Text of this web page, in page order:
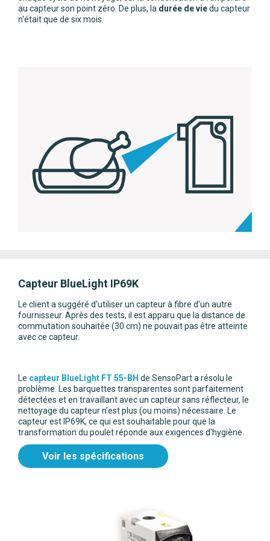
au capteur son point zéro. De plus, la durée de viedu capteur
n'était que de six mois.
Capteur BlueLight IP69K
Le client a suggéré d'utiliser un capteur à fibre d'un autre
fournisseur. Après des tests, il est apparu que la distance de
commutation souhaitée (30 cm) ne pouvait pas être atteinte
avec ce capteur.
Le capteur BlueLight FT 55-BH de SensoPart a résolu le
problème. Les barquettes transparentes sont parfaitement
détectées et en travaillant avec un capteur sans réflecteur, le
nettoyage du capteur n'est plus (ou moins) nécessaire. Le
capteur est IP69K, ce qui est souhaitable pour que la
transformation du poulet réponde aux exigences d'hygiène.
Voir les spécifications